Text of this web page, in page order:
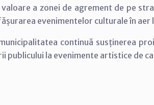
a zonei de agrement de pe
evenimentelor culturale în aer
continuă susținerea
publicului la evenimente artistice de